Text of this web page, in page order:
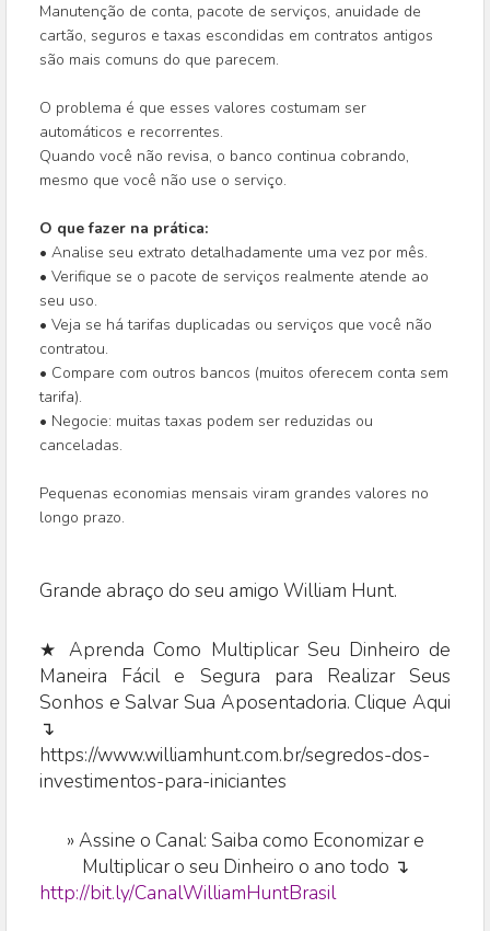
Manutenção de conta, pacote de serviços, anuidade de
cartão, seguros e taxas escondidas em contratos antigos
são mais comuns do que parecem.
O problema é que esses valores costumam ser
automáticos e recorrentes.
Quando você não revisa, o banco continua cobrando,
mesmo que você não use o serviço.
O que fazer na prática:
• Analise seu extrato detalhadamente uma vez por mês.
• Verifique se o pacote de serviços realmente atende ao
seu uso.
• Veja se há tarifas duplicadas ou serviços que você não
contratou.
• Compare com outros bancos (muitos oferecem conta sem
tarifa).
• Negocie: muitas taxas podem ser reduzidas ou
canceladas.
Pequenas economias mensais viram grandes valores no
longo prazo.
Grande abraço do seu amigo William Hunt.
★ Aprenda Como Multiplicar Seu Dinheiro de
Maneira Fácil e Segura para Realizar Seus
Sonhos e Salvar Sua Aposentadoria. Clique Aqui
↴
https://www.williamhunt.com.br/segredos-dos-
investimentos-para-iniciantes
»Assine o Canal: Saiba como Economizar e
Multiplicar o seu Dinheiro o ano todo ↴
http://bit.ly/CanalWilliamHuntBrasil